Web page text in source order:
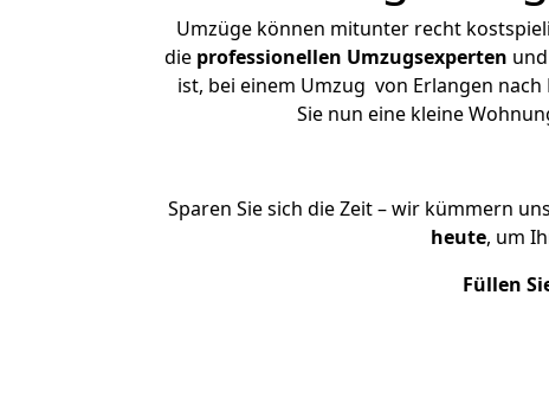
Umzüge können mitunter recht
die professionellen Umzugsexperten
ist, bei einem Umzug von Erlangen
Sie nun eine kleine
Sparen Sie sich die Zeit – wir kümmern
heute, um
Füllen